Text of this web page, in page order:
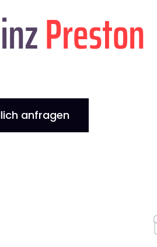
Preston
anfragen